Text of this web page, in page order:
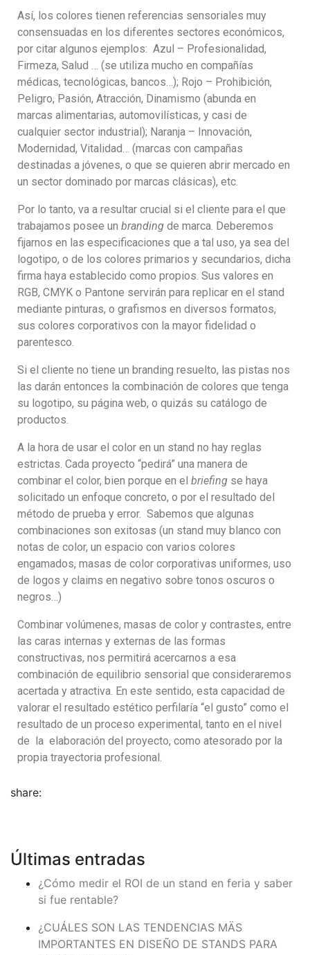
Así, los colores tienen referencias sensoriales muy
consensuadas en los diferentes sectores económicos,
por citar algunos ejemplos: Azul – Profesionalidad,
Firmeza, Salud … (se utiliza mucho en compañías
médicas, tecnológicas, bancos…); Rojo – Prohibición,
Peligro, Pasión, Atracción, Dinamismo (abunda en
marcas alimentarias, automovilísticas, y casi de
cualquier sector industrial); Naranja – Innovación,
Modernidad, Vitalidad… (marcas con campañas
destinadas a jóvenes, o que se quieren abrir mercado en
un sector dominado por marcas clásicas), etc.
Por lo tanto, va a resultar crucial si el cliente para el que
trabajamos posee un branding de marca. Deberemos
fijarnos en las especificaciones que a tal uso, ya sea del
logotipo, o de los colores primarios y secundarios, dicha
firma haya establecido como propios. Sus valores en
RGB, CMYK o Pantone servirán para replicar en el stand
mediante pinturas, o grafismos en diversos formatos,
sus colores corporativos con la mayor fidelidad o
parentesco.
Si el cliente no tiene un branding resuelto, las pistas nos
las darán entonces la combinación de colores que tenga
su logotipo, su página web, o quizás su catálogo de
productos.
A la hora de usar el color en un stand no hay reglas
estrictas. Cada proyecto “pedirá” una manera de
combinar el color, bien porque en el briefing se haya
solicitado un enfoque concreto, o por el resultado del
método de prueba y error. Sabemos que algunas
combinaciones son exitosas (un stand muy blanco con
notas de color, un espacio con varios colores
engamados, masas de color corporativas uniformes, uso
de logos y claims en negativo sobre tonos oscuros o
negros…)
Combinar volúmenes, masas de color y contrastes, entre
las caras internas y externas de las formas
constructivas, nos permitirá acercarnos a esa
combinación de equilibrio sensorial que consideraremos
acertada y atractiva. En este sentido, esta capacidad de
valorar el resultado estético perfilaría “el gusto” como el
resultado de un proceso experimental, tanto en el nivel
de la elaboración del proyecto, como atesorado por la
propia trayectoria profesional.
share:
Últimas entradas
¿Cómo medir el ROI de un stand en feria y saber
si fue rentable?
¿CUÁLES SON LAS TENDENCIAS MÄS
IMPORTANTES EN DISEÑO DE STANDS PARA